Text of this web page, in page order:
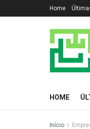
Home
HOME
Início